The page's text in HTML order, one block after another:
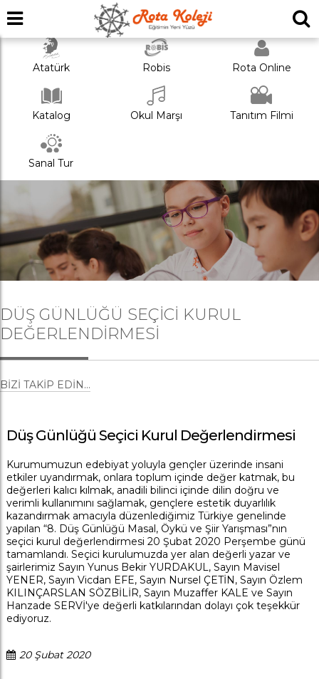
Atatürk Robis Rota Online
Katalog Okul Marşı Tanıtım Filmi
Sanal Tur
DÜŞ GÜNLÜĞÜ SEÇICI KURUL
DEĞERLENDIRMESI
BIZI TAKIP EDIN...
Düş Günlüğü Seçici Kurul Değerlendirmesi
Kurumumuzun edebiyat yoluyla gençler üzerinde insani
etkiler uyandırmak, onlara toplum içinde değer katmak, bu
değerleri kalıcı kılmak, anadili bilinci içinde dilin doğru ve
verimli kullanımını sağlamak, gençlere estetik duyarlılık
kazandırmak amacıyla düzenlediğimiz Türkiye genelinde
yapılan “8. Düş Günlüğü Masal, Öykü ve Şiir Yarışması”nın
seçici kurul değerlendirmesi 20 Şubat 2020 Perşembe günü
tamamlandı. Seçici kurulumuzda yer alan değerli yazar ve
şairlerimiz Sayın Yunus Bekir YURDAKUL, Sayın Mavisel
YENER, Sayın Vicdan EFE, Sayın Nursel ÇETİN, Sayın Özlem
KILINÇARSLAN SÖZBİLİR, Sayın Muzaffer KALE ve Sayın
Hanzade SERVİ'ye değerli katkılarından dolayı çok teşekkür
ediyoruz.
20 Şubat 2020